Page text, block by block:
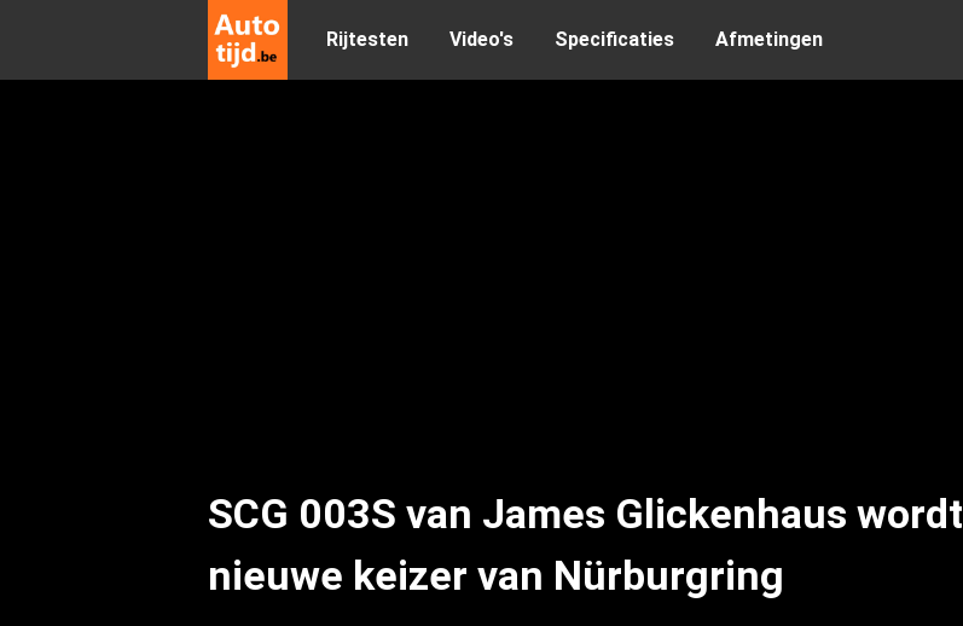
Rijtesten Video's Specificaties Afmetingen
SCG 003S van James Glickenhaus wordt
nieuwe keizer van Nürburgring